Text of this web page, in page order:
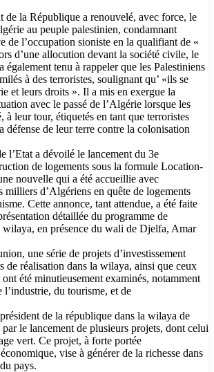
de la République a renouvelé, avec force, le
au peuple palestinien, condamnant
de l’occupation sioniste en la qualifiant de «
d’une allocution devant la société civile, le
également tenu à rappeler que les Palestiniens
à des terroristes, soulignant qu’ «ils se
et leurs droits ». Il a mis en exergue la
avec le passé de l’Algérie lorsque les
à leur tour, étiquetés en tant que terroristes
défense de leur terre contre la colonisation
l’Etat a dévoilé le lancement du 3e
de logements sous la formule Location-
nouvelle qui a été accueillie avec
milliers d’Algériens en quête de logements
Cette annonce, tant attendue, a été faite
détaillée du programme de
wilaya, en présence du wali de Djelfa, Amar
une série de projets d’investissement
de réalisation dans la wilaya, ainsi que ceux
été minutieusement examinés, notamment
l’industrie, du tourisme, et de
de la république dans la wilaya de
le lancement de plusieurs projets, dont celui
vert. Ce projet, à forte portée
vise à générer de la richesse dans
pays.